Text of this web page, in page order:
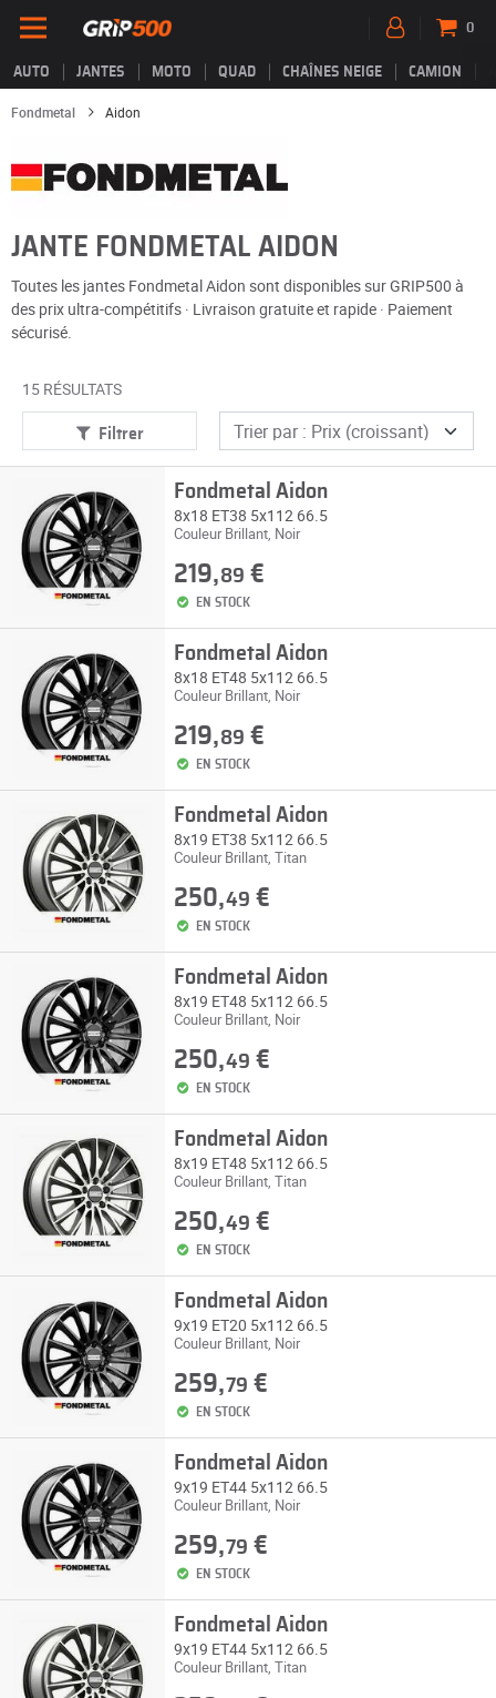
AUTO JANTES MOTO QUAD CHAÎNES NEIGE CAMION
0
Fondmetal Aidon
JANTE FONDMETAL AIDON
Toutes les jantes Fondmetal Aidon sont disponibles sur GRIP500 à
des prix ultra-compétitifs · Livraison gratuite et rapide · Paiement
sécurisé.
15 RÉSULTATS
Filtrer
Fondmetal Aidon
8x18 ET38 5x112 66.5
Couleur Brillant, Noir
219,89 €
EN STOCK
Fondmetal Aidon
8x18 ET48 5x112 66.5
Couleur Brillant, Noir
219,89 €
EN STOCK
Fondmetal Aidon
8x19 ET38 5x112 66.5
Couleur Brillant, Titan
250,49 €
EN STOCK
Fondmetal Aidon
8x19 ET48 5x112 66.5
Couleur Brillant, Noir
250,49 €
EN STOCK
Fondmetal Aidon
8x19 ET48 5x112 66.5
Couleur Brillant, Titan
250,49 €
EN STOCK
Fondmetal Aidon
9x19 ET20 5x112 66.5
Couleur Brillant, Noir
259,79 €
EN STOCK
Fondmetal Aidon
9x19 ET44 5x112 66.5
Couleur Brillant, Noir
259,79 €
EN STOCK
Fondmetal Aidon
9x19 ET44 5x112 66.5
Couleur Brillant, Titan